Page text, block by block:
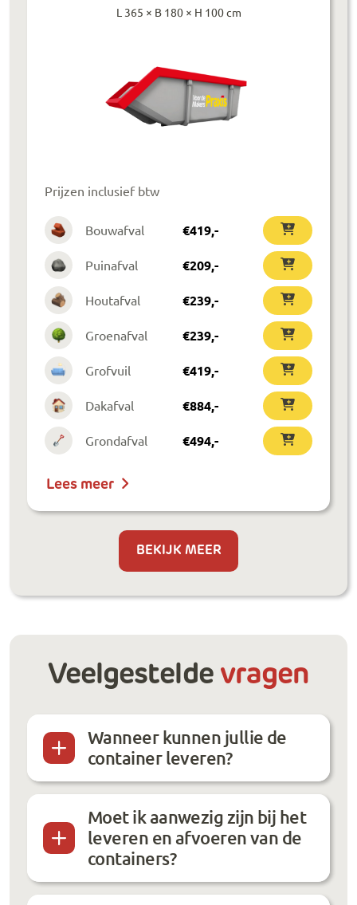
L 365 × B 180 × H 100 cm
Prijzen inclusief btw
Bouwafval €419,-
Puinafval €209,-
Houtafval €239,-
Groenafval €239,-
Grofvuil €419,-
Dakafval €884,-
Grondafval €494,-
Lees meer
BEKIJK MEER
Veelgestelde vragen
Wanneer kunnen jullie de
container leveren?
Moet ik aanwezig zijn bij het
leveren en afvoeren van de
containers?